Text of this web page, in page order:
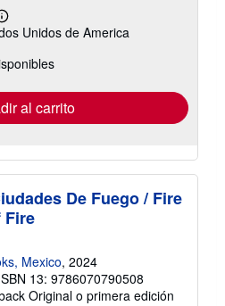
Más
información
las
tarifas
envío
Unidos de America
al carrito
De Fuego / Fire
Fire
Mexico, 2024
13: 9786070790508
Original o primera edición